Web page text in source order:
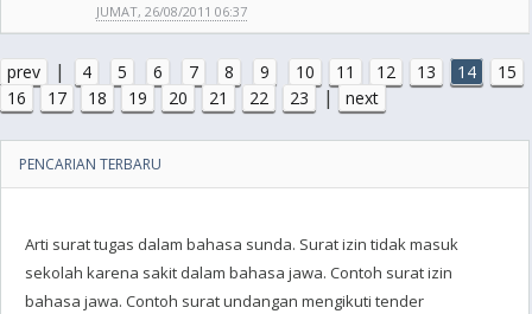
JUMAT, 26/08/2011 06:37
prev | 4 5 6 7 8 9 10 11 12 13 14
15
16
17 18 19 20 21 22 23 | next
PENCARIAN TERBARU
Arti surat tugas dalam bahasa sunda. Surat izin tidak masuk
sekolah karena sakit dalam bahasa jawa. Contoh surat izin
bahasa jawa. Contoh surat undangan mengikuti tender